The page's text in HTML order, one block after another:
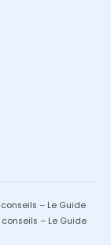
– Le Guide
– Le Guide